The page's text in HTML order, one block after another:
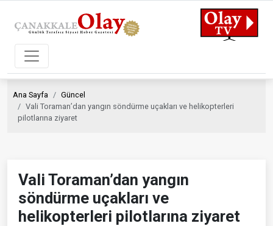
Ana Sayfa
Güncel
Vali Toraman’dan yangın söndürme uçakları ve helikopterleri
pilotlarına ziyaret
Vali Toraman’dan yangın
söndürme uçakları ve
helikopterleri pilotlarına ziyaret